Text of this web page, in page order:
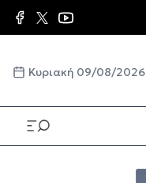
Παράκαμψη
προς
κυρίωςΚυριακή 09/08/2026